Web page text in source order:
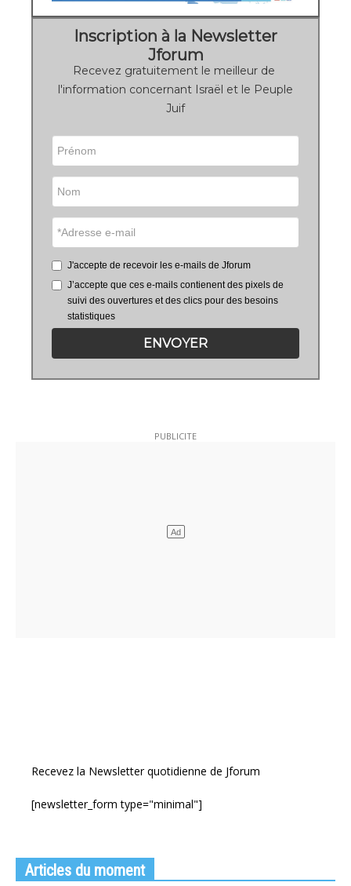
Inscription à la Newsletter
Jforum
Recevez gratuitement le meilleur de
l'information concernant Israël et le Peuple
Juif
J'accepte de recevoir les e-mails de Jforum
J’accepte que ces e-mails contienent des pixels de
suivi des ouvertures et des clics pour des besoins
statistiques
ENVOYER
Recevez la Newsletter quotidienne de Jforum
[newsletter_form type="minimal"]
Articles du moment